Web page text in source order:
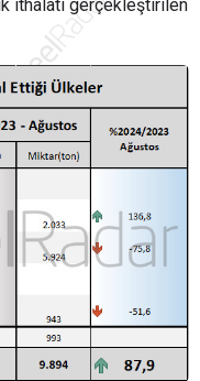
ithalatı gerçekleştirilen